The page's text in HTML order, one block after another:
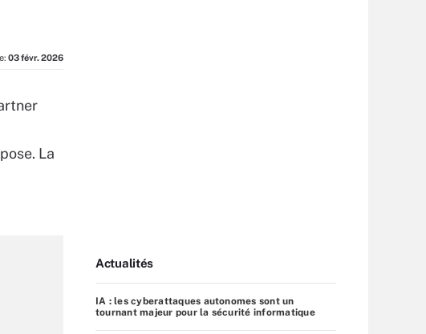
03 févr. 2026
La
Actualités
IA : les cyberattaques autonomes sont un
tournant majeur pour la sécurité informatique